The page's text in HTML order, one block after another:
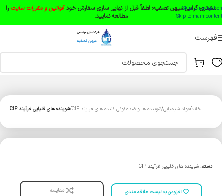
Skip to navigation
Skip to main content
مشتری گرامی میهن تصفیه: لطفاً قبل از نهایی سازی سفارش خودقوانین و مقررات سایت را
مطالعه نمایید.
فهرست
خانه مواد شیمیایی شوینده ها و ضدعفونی ‌کننده های فرآیند CIP شوینده های قلیایی فرآیند CIP
دسته: شوینده های قلیایی فرآیند CIP
افزودن به لیست علاقه مندی مقایسه